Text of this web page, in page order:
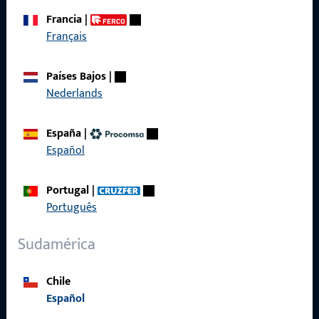
Francia|
Français
Países Bajos|
Nederlands
España|
Español
Portugal|
Português
Sudamérica
Chile
Español
Sobre nosotros
Referencias